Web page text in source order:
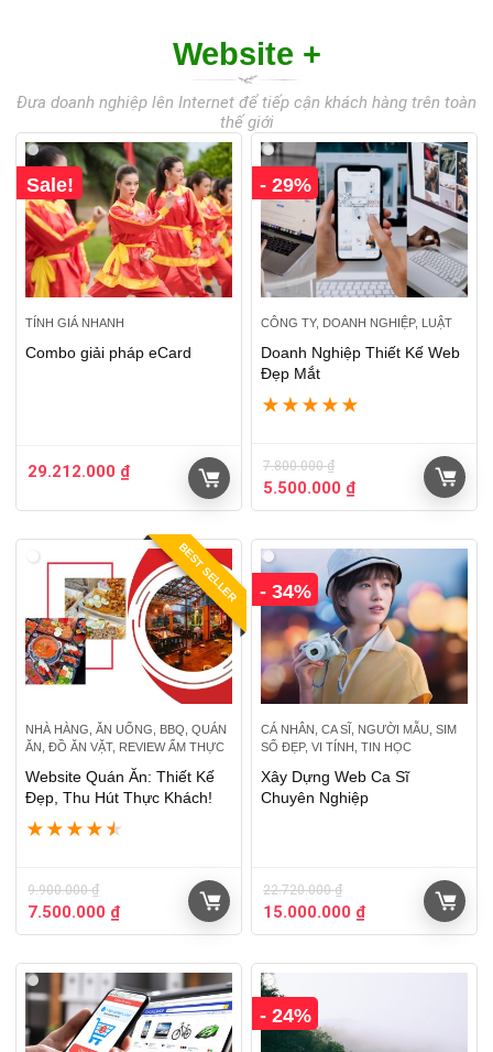
Website +
Đưa doanh nghiệp lên Internet để tiếp cận khách hàng trên toàn
thế giới
Sale!
TÍNH GIÁ NHANH
Combo giải pháp eCard
29.212.000 ₫
- 29%
CÔNG TY, DOANH NGHIỆP, LUẬT
Doanh Nghiệp Thiết Kế Web
Đẹp Mắt
★ ★ ★ ★ ★
7.800.000₫
5.500.000 ₫
BEST SELLER
NHÀ HÀNG, ĂN UỐNG, BBQ, QUÁN
ĂN, ĐỒ ĂN VẶT, REVIEW ẨM THỰC
Website Quán Ăn: Thiết Kế
Đẹp, Thu Hút Thực Khách!
★ ★ ★ ★ ★
9.900.000₫
7.500.000 ₫
- 34%
CÁ NHÂN, CA SĨ, NGƯỜI MẪU, SIM
SỐ ĐẸP, VI TÍNH, TIN HỌC
Xây Dựng Web Ca Sĩ
Chuyên Nghiệp
22.720.000₫
15.000.000 ₫
- 24%